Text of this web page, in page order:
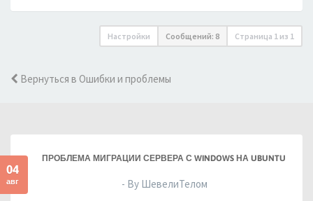
Настройки Сообщений: 8 Страница 1 из 1
Вернуться в Ошибки и проблемы
04
авг
ПРОБЛЕМА МИГРАЦИИ СЕРВЕРА С WINDOWS НА UBUNTU
- By ШевелиТелом